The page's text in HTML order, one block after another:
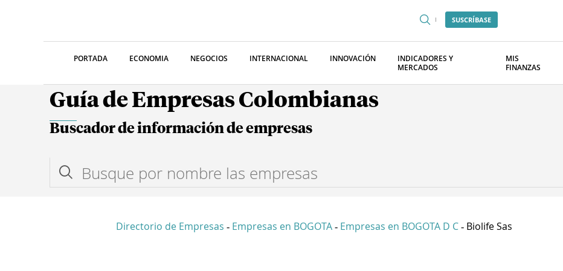
SUSCRÍBASE
PORTADA ECONOMIA NEGOCIOS INTERNACIONAL INNOVACIÓN
INDICADORES Y
MERCADOS
MIS
FINANZAS
Guía de Empresas Colombianas
Buscador de información de empresas
Directorio de Empresas - Empresas en BOGOTA - Empresas en BOGOTA D C - Biolife Sas